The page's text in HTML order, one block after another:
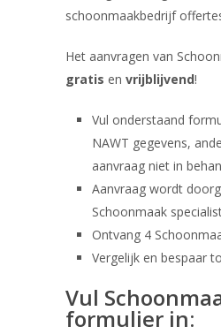
schoonmaakbedrijf
Het aanvragen van
gratis en vrijblijvend!
Vul onderstaand
NAWT gegevens,
aanvraag niet in
Aanvraag wordt
Schoonmaak
Ontvang 4
Vergelijk en bespaar
Vul
formulier in: